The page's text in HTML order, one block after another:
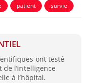
patient survie
ont testé
de l’intelligence
à l’hôpital.